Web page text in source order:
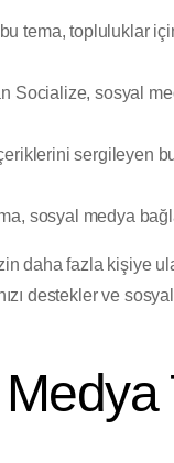
tema, topluluklar
Socialize, sosyal
sergileyen
sosyal medya
daha fazla kişiye
destekler ve